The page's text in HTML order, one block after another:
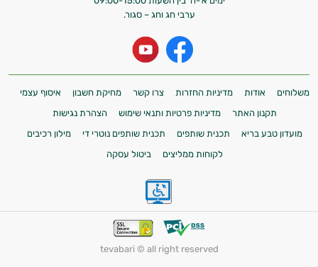
ערבי חג וחג – סגור.
משלוחים אודות מדיניות החזרות צרו קשר מחיקת חשבון
איסוף עצמי
תקנון האתר
מדיניות פרטיות ותנאי שימוש
הצהרת נגישות
מועדון טבע בריא
תכנית שותפים תכנית שותפים נוטרי די
מילון רכיבים
לקוחות ממליצים
ביטול עסקה
tevabari © all right reserved